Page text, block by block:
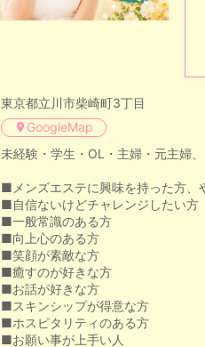
東京都立川市柴崎町3丁目
GoogleMap
未経験・学生・OL・主婦・元主婦
■メンズエステに興味を持った方、
■自信ないけどチャレンジしたい方
■一般常識のある方
■向上心のある方
■笑顔が素敵な方
■癒すのが好きな方
■お話が好きな方
■スキンシップが得意な方
■ホスピタリティのある方
■お願い事が上手い人